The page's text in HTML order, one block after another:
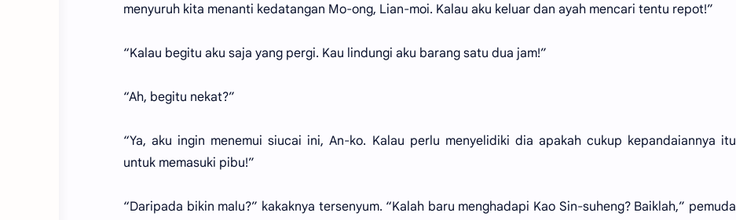
menyuruh kita menanti kedatangan Mo-ong, Lian-moi. Kalau aku keluar dan ayah mencari tentu repot!”
“Kalau begitu aku saja yang pergi. Kau lindungi aku barang satu dua jam!”
“Ah, begitu nekat?”
“Ya, aku ingin menemui siucai ini, An-ko. Kalau perlu menyelidiki dia apakah cukup kepandaiannya itu
untuk memasuki pibu!”
“Daripada bikin malu?” kakaknya tersenyum. “Kalah baru menghadapi Kao Sin-suheng? Baiklah,” pemuda